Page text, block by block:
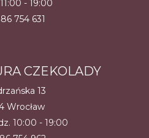
- 19:00
754 631
CZEKOLADY
13
Wrocław
10:00 - 19:00